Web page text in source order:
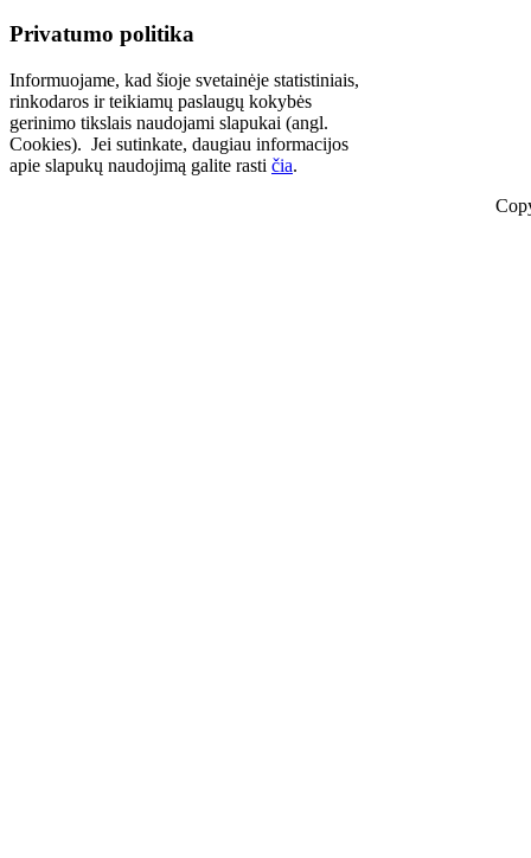
Privatumo politika
Informuojame, kad šioje svetainėje statistiniais,
rinkodaros ir teikiamų paslaugų kokybės
gerinimo tikslais naudojami slapukai (angl.
Cookies). Jei sutinkate, daugiau informacijos
apie slapukų naudojimą galite rasti čia.